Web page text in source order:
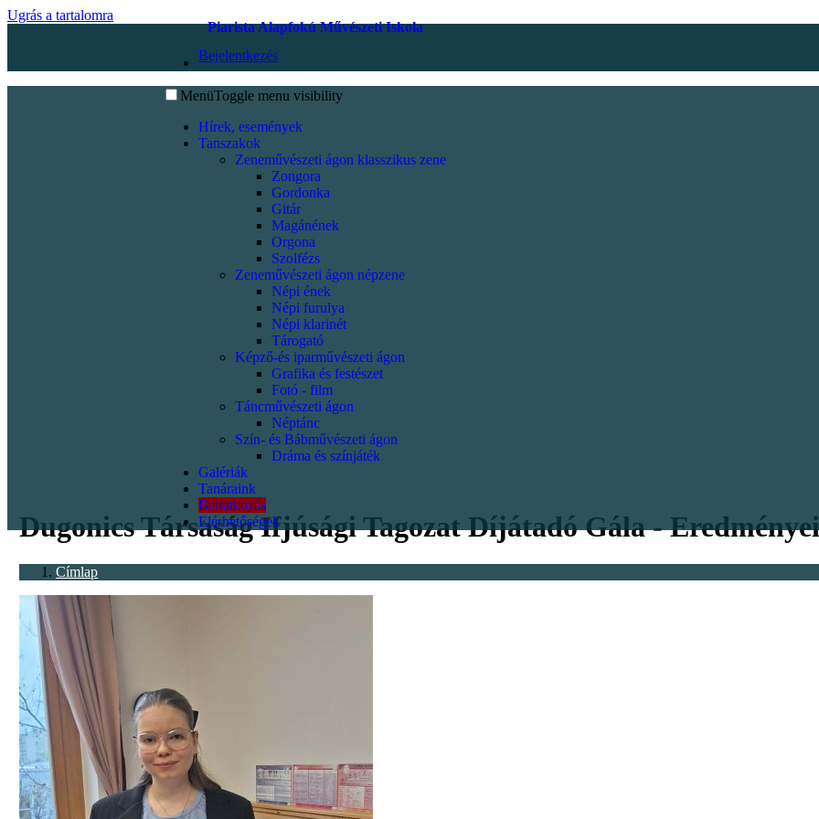
Ugrás a tartalomra
Piarista Alapfokú Művészeti Iskola
Bejelentkezés
MenüToggle menu visibility
Hírek, események
Tanszakok
Zeneművészeti ágon klasszikus zene
Zongora
Gordonka
Gitár
Magánének
Orgona
Szolfézs
Zeneművészeti ágon népzene
Népi ének
Népi furulya
Népi klarinét
Tárogató
Képző-és iparművészeti ágon
Grafika és festészet
Fotó - film
Táncművészeti ágon
Néptánc
Szín- és Bábművészeti ágon
Dráma és színjáték
Galériák
Tanáraink
Beiratkozás
Elérhetőségek
Dugonics Társaság Ifjúsági Tagozat Díjátadó Gála -
Címlap